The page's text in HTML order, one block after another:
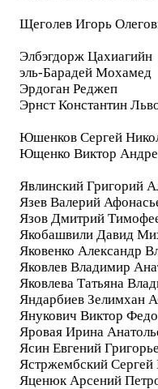
Щеголев Игорь
Элбэгдорж Цахиагийн
эль-Барадей Мохамед
Эрдоган Реджеп
Эрнст Константин
Юшенков Сергей
Ющенко Виктор
Явлинский Григорий
Язев Валерий
Язов Дмитрий
Якобашвили Давид
Яковенко Александр
Яковлев Владимир
Яковлева Татьяна
Яндарбиев Зелимхан
Янукович Виктор
Яровая Ирина
Ясин Евгений
Ястржембский
Яценюк Арсений